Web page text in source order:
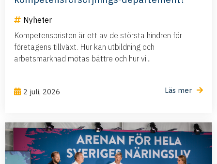
Nyheter
Kompetensbristen är ett av de största hindren för
företagens tillväxt. Hur kan utbildning och
arbetsmarknad mötas bättre och hur vi...
2 juli, 2026 Läs mer